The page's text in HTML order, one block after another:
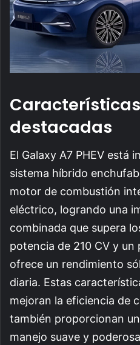
destacadas
El Galaxy A7 PHEV está
sistema híbrido
motor de combustión
eléctrico, logrando una
combinada que supera
potencia de 210 CV y
ofrece un rendimiento
diaria. Estas
mejoran la eficiencia de
también proporcionan
manejo suave y